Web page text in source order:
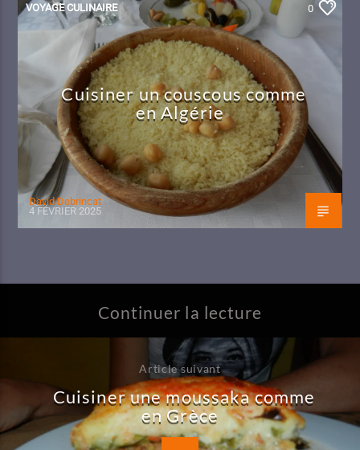
VOYAGE CULINAIRE 0
Cuisiner un couscous comme
en Algérie
David Debrincat
4 FÉVRIER 2025
Continuer la lecture
Article suivant
Cuisiner une moussaka comme
en Grèce